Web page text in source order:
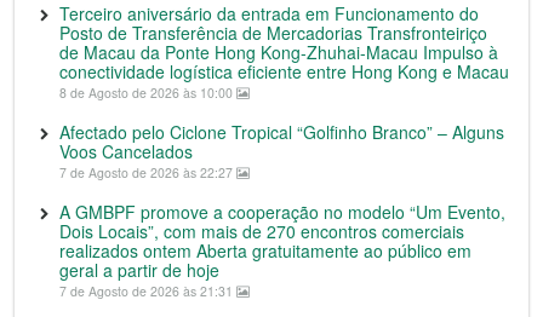
Terceiro aniversário da entrada em Funcionamento do
Posto de Transferência de Mercadorias Transfronteiriço
de Macau da Ponte Hong Kong-Zhuhai-Macau Impulso à
conectividade logística eficiente entre Hong Kong e Macau
8 de Agosto de 2026 às 10:00
Afectado pelo Ciclone Tropical “Golfinho Branco” – Alguns
Voos Cancelados
7 de Agosto de 2026 às 22:27
A GMBPF promove a cooperação no modelo “Um Evento,
Dois Locais”, com mais de 270 encontros comerciais
realizados ontem Aberta gratuitamente ao público em
geral a partir de hoje
7 de Agosto de 2026 às 21:31